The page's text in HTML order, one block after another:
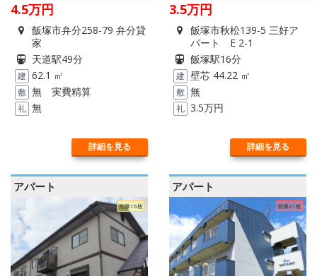
4.5万円
飯塚市弁分258-79 弁分貸
家
天道駅49分
建 62.1 ㎡
敷 無 実費精算
礼 無
詳細を見る
3.5万円
飯塚市秋松139-5 三好ア
パート E 2-1
飯塚駅16分
建 壁芯 44.22 ㎡
敷 無
礼 3.5万円
詳細を見る
アパート
画像16枚
アパート
画像21枚